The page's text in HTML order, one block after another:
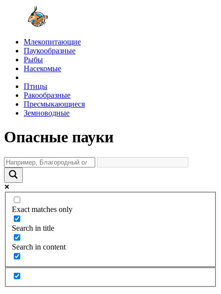
Млекопитающие
Паукообразные
Рыбы
Насекомые
Птицы
Ракообразные
Пресмыкающиеся
Земноводные
Опасные пауки
Exact matches only
Search in title
Search in content